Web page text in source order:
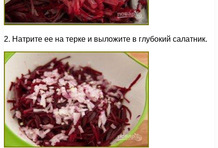
2. Натрите ее на терке и выложите в глубокий салатник.